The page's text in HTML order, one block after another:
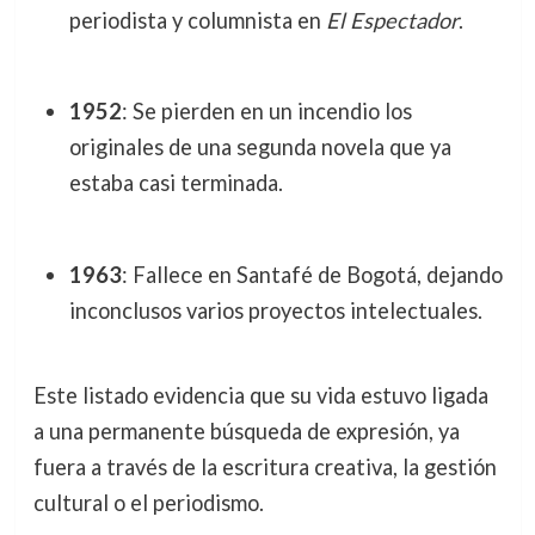
periodista y columnista en El Espectador.
1952: Se pierden en un incendio los
originales de una segunda novela que ya
estaba casi terminada.
1963: Fallece en Santafé de Bogotá, dejando
inconclusos varios proyectos intelectuales.
Este listado evidencia que su vida estuvo ligada
a una permanente búsqueda de expresión, ya
fuera a través de la escritura creativa, la gestión
cultural o el periodismo.